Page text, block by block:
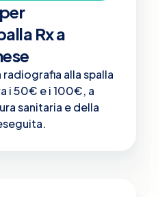
Rx a
alla spalla
i 50€ e i 100€, a
sanitaria e della